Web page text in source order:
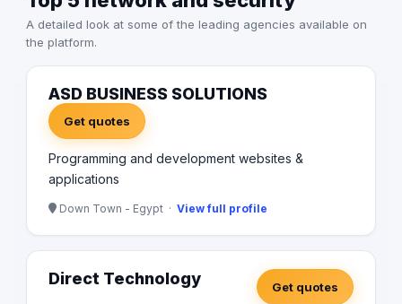
A detailed look at some of the leading agencies available on
the platform.
ASD BUSINESS SOLUTIONS
Get quotes
Programming and development websites &
applications
Down Town - Egypt · View full profile
Direct Technology Get quotes